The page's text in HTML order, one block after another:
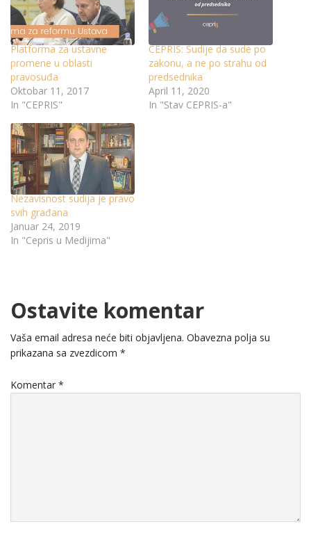
Platforma za ustavne
promene u oblasti
pravosuđa
Oktobar 11, 2017
In "CEPRIS"
CEPRIS: Sudije da sude po
zakonu, a ne po strahu od
predsednika
April 11, 2020
In "Stav CEPRIS-a"
Nezavisnost sudija je pravo
svih građana
Januar 24, 2019
In "Cepris u Medijima"
Ostavite komentar
Vaša email adresa neće biti objavljena. Obavezna polja su
prikazana sa zvezdicom *
Komentar *